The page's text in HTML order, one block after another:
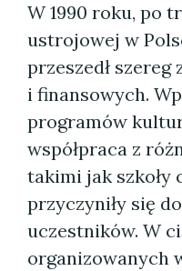
W 1990 roku, po
ustrojowej w
przeszedł
i finansowych.
programów
współpraca z
takimi jak szkoły
przyczyniły się
uczestników. W
organizowanych